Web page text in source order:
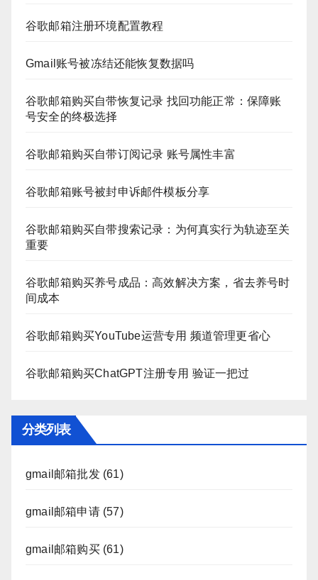
谷歌邮箱注册环境配置教程
Gmail账号被冻结还能恢复数据吗
谷歌邮箱购买自带恢复记录 找回功能正常：保障账
号安全的终极选择
谷歌邮箱购买自带订阅记录 账号属性丰富
谷歌邮箱账号被封申诉邮件模板分享
谷歌邮箱购买自带搜索记录：为何真实行为轨迹至关
重要
谷歌邮箱购买养号成品：高效解决方案，省去养号时
间成本
谷歌邮箱购买YouTube运营专用 频道管理更省心
谷歌邮箱购买ChatGPT注册专用 验证一把过
分类列表
gmail邮箱批发(61)
gmail邮箱申请(57)
gmail邮箱购买(61)